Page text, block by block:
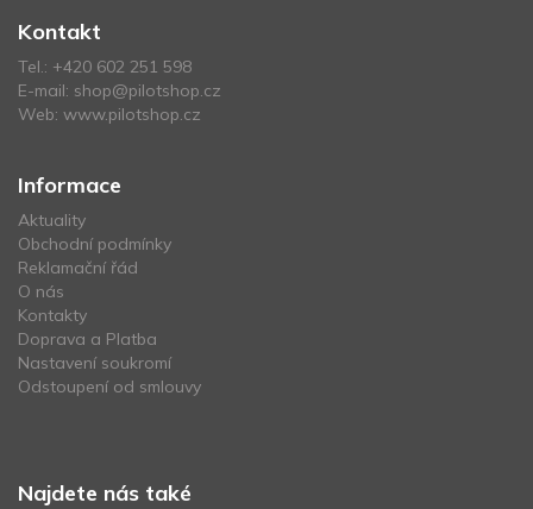
Kontakt
Tel.: +420 602 251 598
E-mail: shop@pilotshop.cz
Web: www.pilotshop.cz
Informace
Aktuality
Obchodní podmínky
Reklamační řád
O nás
Kontakty
Doprava a Platba
Nastavení soukromí
Odstoupení od smlouvy
Najdete nás také